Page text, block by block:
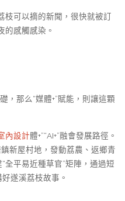
枝可以摘的新聞，很快就被訂
的感觸感染。
，那么“媒體+”賦能，則讓這顆
內設計體+”“AI+”融會發展路徑。
新屋村地，發動荔農、返鄉青
全平易近種草官”矩陣，通過短
遂溪荔枝故事。